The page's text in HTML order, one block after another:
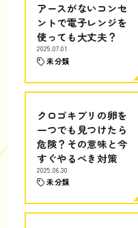
アースがないコンセ
ントで電子レンジを
使っても大丈夫？
2025.07.01
未分類
クロゴキブリの卵を
一つでも見つけたら
危険？その意味と今
すぐやるべき対策
2025.06.30
未分類